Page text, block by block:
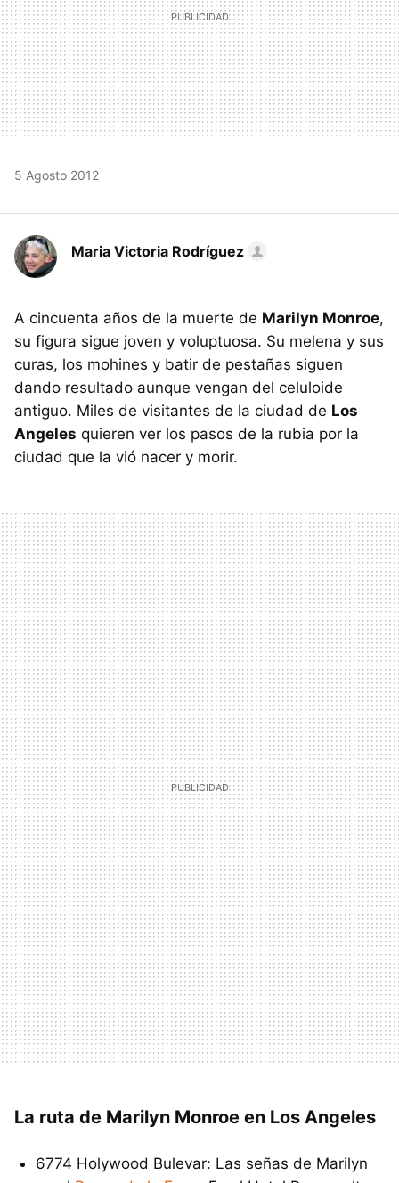
5 Agosto 2012
Maria Victoria Rodríguez
A cincuenta años de la muerte de Marilyn Monroe,
su figura sigue joven y voluptuosa. Su melena y sus
curas, los mohines y batir de pestañas siguen
dando resultado aunque vengan del celuloide
antiguo. Miles de visitantes de la ciudad de Los
Angeles quieren ver los pasos de la rubia por la
ciudad que la vió nacer y morir.
La ruta de Marilyn Monroe en Los Angeles
6774 Holywood Bulevar: Las señas de Marilyn